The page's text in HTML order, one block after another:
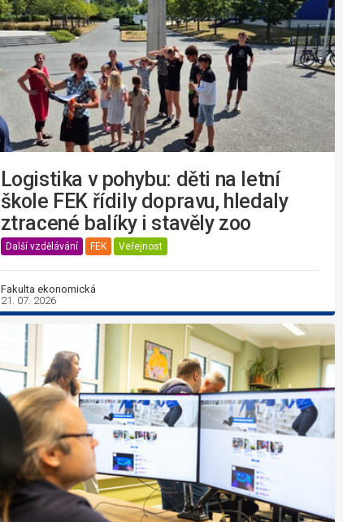
Logistika v pohybu: děti na letní
škole FEK řídily dopravu, hledaly
ztracené balíky i stavěly zoo
Další vzdělávání FEK Veřejnost
Fakulta ekonomická
21. 07. 2026